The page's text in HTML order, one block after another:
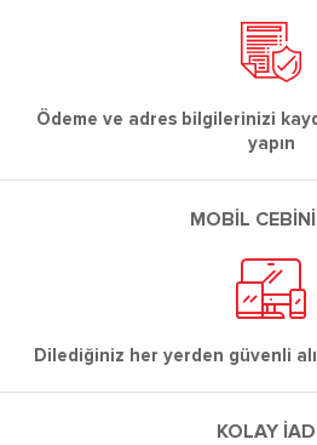
Ödeme ve adres bilgilerinizi
yapın
MOBİL
Dilediğiniz her yerden güvenli
KOLAY